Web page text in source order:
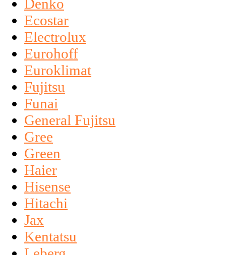
Denko
Ecostar
Electrolux
Eurohoff
Euroklimat
Fujitsu
Funai
General Fujitsu
Gree
Green
Haier
Hisense
Hitachi
Jax
Kentatsu